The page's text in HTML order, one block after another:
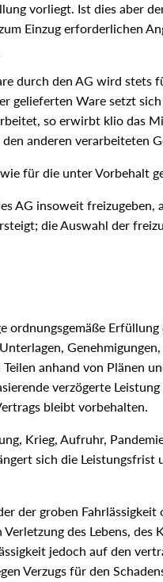
vorliegt. Ist dies aber
Einzug erforderlichen
durch den AG wird stets
gelieferten Ware setzt
so erwirbt klio das
anderen verarbeiteten
für die unter Vorbehalt
AG insoweit freizugeben,
die Auswahl der
ordnungsgemäße
anhand von Plänen
verzögerte
bleibt vorbehalten.
Krieg, Aufruhr,
sich die Leistungsfrist
der groben
des Lebens, des
jedoch auf den
Verzugs für den